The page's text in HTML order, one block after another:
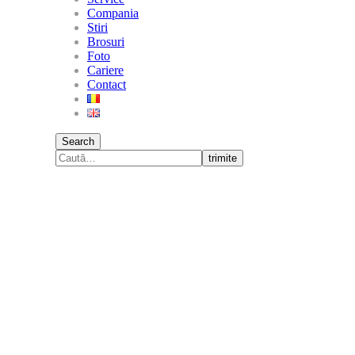
Compania
Stiri
Brosuri
Foto
Cariere
Contact
Search
trimite